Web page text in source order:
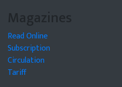
Magazines
Read Online
Subscription
Circulation
Tariff